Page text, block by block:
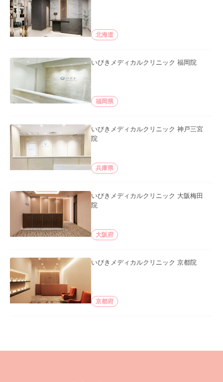
北海道
いびきメディカルクリニック 福岡院
福岡県
いびきメディカルクリニック 神戸三宮
院
兵庫県
いびきメディカルクリニック 大阪梅田
院
大阪府
いびきメディカルクリニック 京都院
京都府